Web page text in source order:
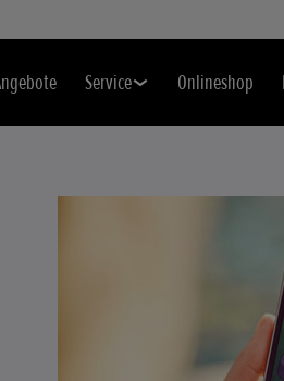
Service Onlineshop